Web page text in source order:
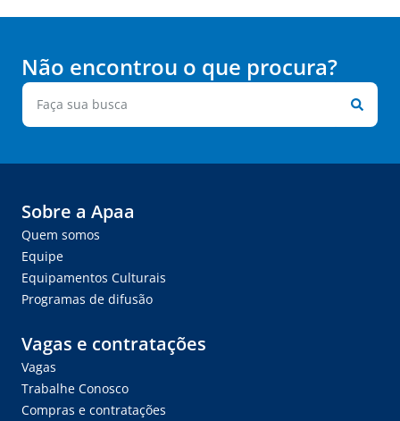
Não encontrou o que procura?
Sobre a Apaa
Quem somos
Equipe
Equipamentos Culturais
Programas de difusão
Vagas e contratações
Vagas
Trabalhe Conosco
Compras e contratações